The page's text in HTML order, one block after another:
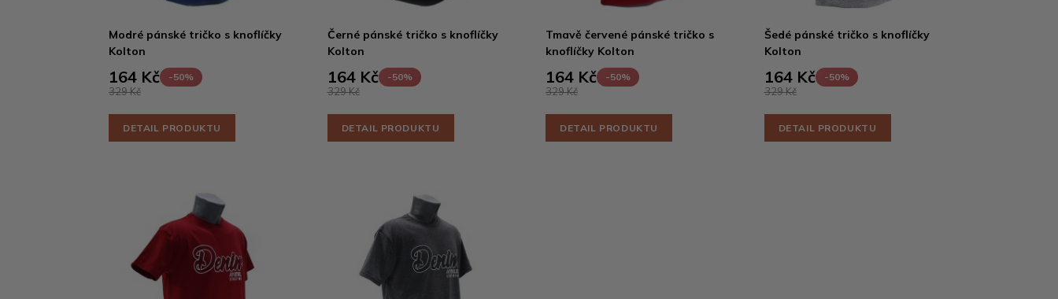
Modré pánské tričko s knoflíčky
Kolton
164 Kč -50%
329 Kč
DETAIL PRODUKTU
Černé pánské tričko s knoflíčky
Kolton
164 Kč -50%
329 Kč
DETAIL PRODUKTU
Tmavě červené pánské tričko s
knoflíčky Kolton
164 Kč -50%
329 Kč
DETAIL PRODUKTU
Šedé pánské tričko s knoflíčky
Kolton
164 Kč -50%
329 Kč
DETAIL PRODUKTU